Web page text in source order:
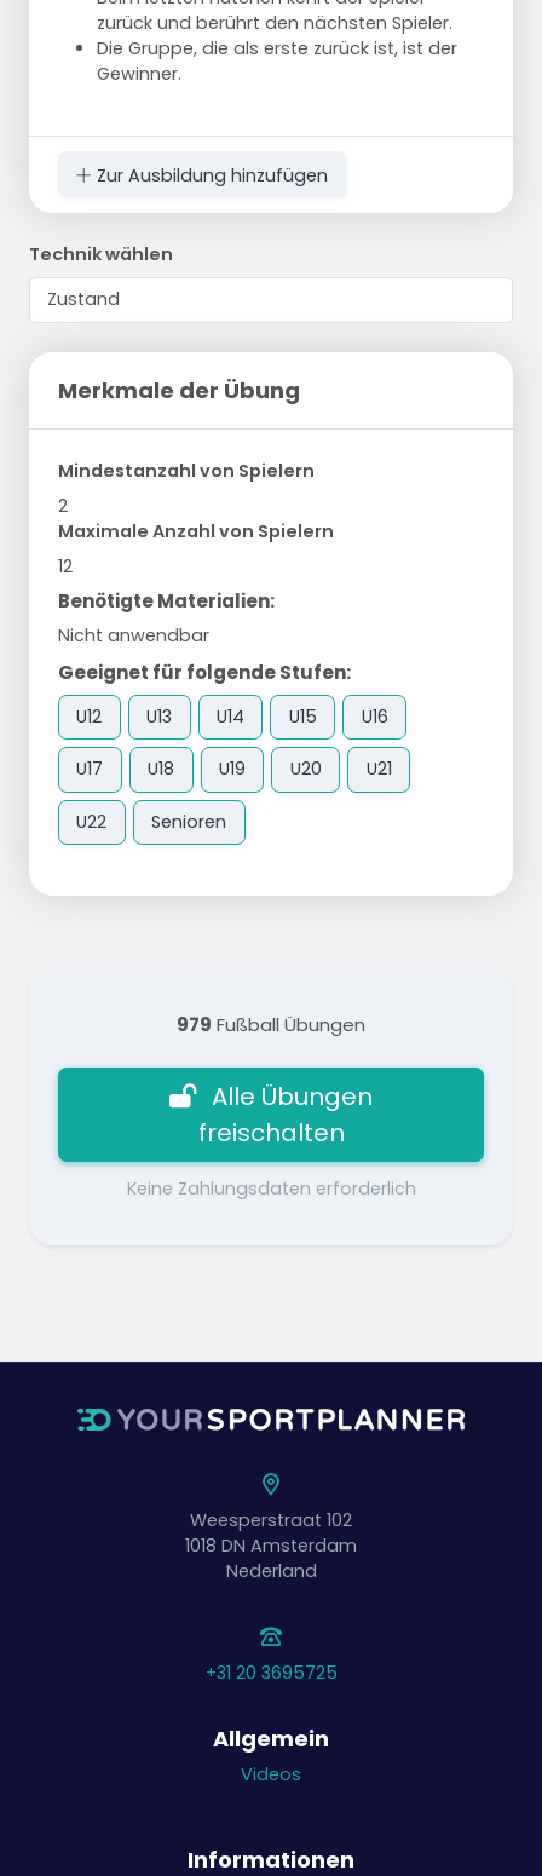
zurück und berührt den nächsten Spieler.
Die Gruppe, die als erste zurück ist, ist der
Gewinner.
Zur Ausbildung hinzufügen
Technik wählen
Merkmale der Übung
Mindestanzahl von Spielern
2
Maximale Anzahl von Spielern
12
Benötigte Materialien:
Nicht anwendbar
Geeignet für folgende Stufen:
U12 U13 U14 U15 U16
U17 U18 U19 U20 U21
U22 Senioren
979 Fußball Übungen
Alle Übungen
freischalten
Keine Zahlungsdaten erforderlich
Weesperstraat 102
1018 DN Amsterdam
Nederland
+31 20 3695725
Allgemein
Videos
Informationen